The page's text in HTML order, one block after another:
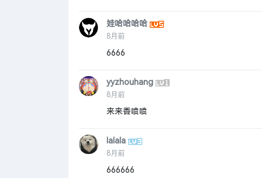
娃哈哈哈哈
8月前
6666
yyzhouhang
8月前
来来香喷喷
lalala
8月前
666666